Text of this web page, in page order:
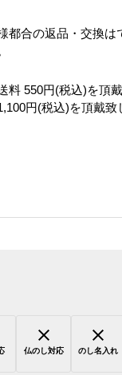
都合の返品・交換は
料 550円(税込)を頂
円(税込)を頂戴致
仏のし対応 のし名入れ